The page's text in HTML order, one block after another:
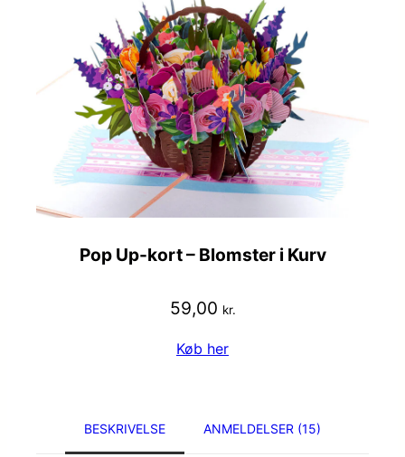
Pop Up-kort – Blomster i Kurv
59,00 kr.
Køb her
BESKRIVELSE ANMELDELSER (15)